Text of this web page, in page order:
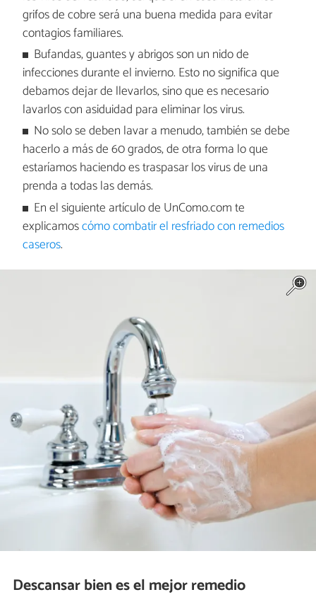
grifos de cobre será una buena medida para evitar
contagios familiares.
Bufandas, guantes y abrigos son un nido de
infecciones durante el invierno. Esto no significa que
debamos dejar de llevarlos, sino que es necesario
lavarlos con asiduidad para eliminar los virus.
No solo se deben lavar a menudo, también se debe
hacerlo a más de 60 grados, de otra forma lo que
estaríamos haciendo es traspasar los virus de una
prenda a todas las demás.
En el siguiente artículo de UnComo.com te
explicamoscómo combatir el resfriado con remedios
caseros.
Descansar bien es el mejor remedio